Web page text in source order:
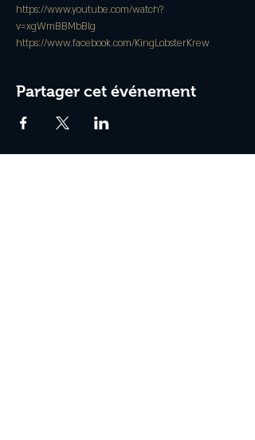
https://www.youtube.com/watch?
v=xgWmBBMbBlg
https://www.facebook.com/KingLobsterKrew
Partager cet événement